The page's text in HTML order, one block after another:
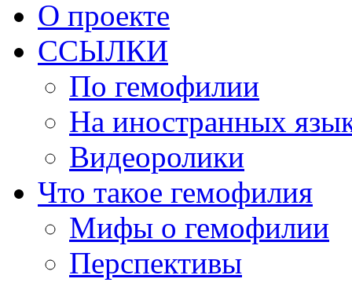
О проекте
ССЫЛКИ
По гемофилии
На иностранных
Видеоролики
Что такое гемофилия
Мифы о гемофилии
Перспективы